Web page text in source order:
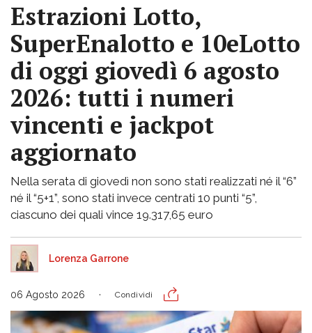
Estrazioni Lotto,
SuperEnalotto e 10eLotto
di oggi giovedì 6 agosto
2026: tutti i numeri
vincenti e jackpot
aggiornato
Nella serata di giovedì non sono stati realizzati né il “6”
né il “5+1”, sono stati invece centrati 10 punti “5”,
ciascuno dei quali vince 19.317,65 euro
Lorenza Garrone
06 Agosto 2026 Condividi